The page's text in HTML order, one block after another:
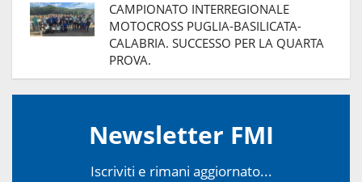
CAMPIONATO INTERREGIONALE
MOTOCROSS PUGLIA-BASILICATA-
CALABRIA. SUCCESSO PER LA QUARTA
PROVA.
Newsletter FMI
Iscriviti e rimani aggiornato...